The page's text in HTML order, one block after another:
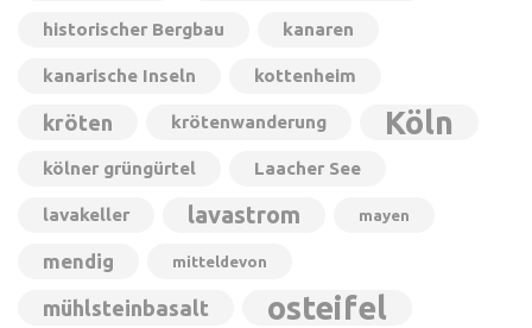
historischer Bergbau kanaren
kanarische Inseln kottenheim
kröten krötenwanderung Köln
kölner grüngürtel Laacher See
lavakeller lavastrom mayen
mendig mitteldevon
mühlsteinbasalt osteifel